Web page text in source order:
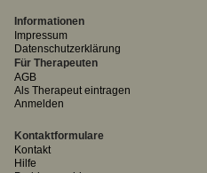
Informationen
Impressum
Datenschutzerklärung
Für Therapeuten
AGB
Als Therapeut eintragen
Anmelden
Kontaktformulare
Kontakt
Hilfe